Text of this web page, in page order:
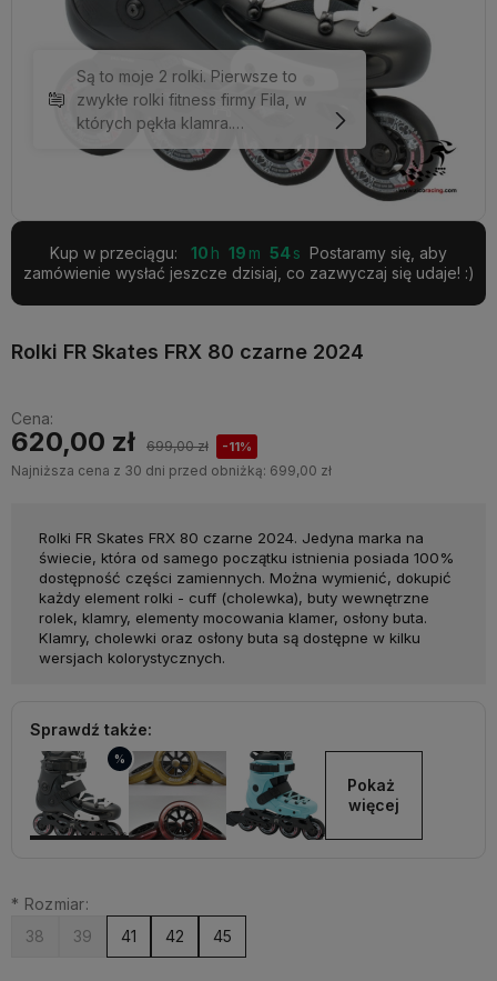
Są to moje 2 rolki. Pierwsze to
zwykłe rolki fitness firmy Fila, w
których pękła klamra.
Zdecydowałem się na zakup
czegoś lepszego ze sztywnym
stopę), każdą część można
wymienić, wyciągany liner, no i
fajny wygląd. Na początku w bucie
ból, ale taki nieprzyjemny ścisk,
że jest lepiej, a mam je niecałe 3
tygodnie. Jeździ się dużo lepiej
jeśli ma się jakieś wątpliwości, ja
otrzymałem taką pomoc i bardzo
się cieszę, bo czułem się
niepewnie kupując rolki bez
przymiarki. Niestety, do sklepu
mam kawał drogi. Sama przesyłka
:)
Kup w przeciągu: 10 19 53
Postaramy się, aby
zamówienie wysłać jeszcze dzisiaj, co zazwyczaj się udaje! :)
Rolki FR Skates FRX 80 czarne 2024
Cena:
620,00 zł 699,00 zł -11%
Najniższa cena z 30 dni przed obniżką: 699,00 zł
Rolki FR Skates FRX 80 czarne 2024. Jedyna marka na
świecie, która od samego początku istnienia posiada 100%
dostępność części zamiennych. Można wymienić, dokupić
każdy element rolki - cuff (cholewka), buty wewnętrzne
rolek, klamry, elementy mocowania klamer, osłony buta.
Klamry, cholewki oraz osłony buta są dostępne w kilku
wersjach kolorystycznych.
Sprawdź także:
%
Pokaż
więcej
* Rozmiar:
38
39 41 42 45